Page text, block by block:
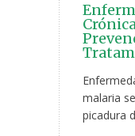
malaria
picadura